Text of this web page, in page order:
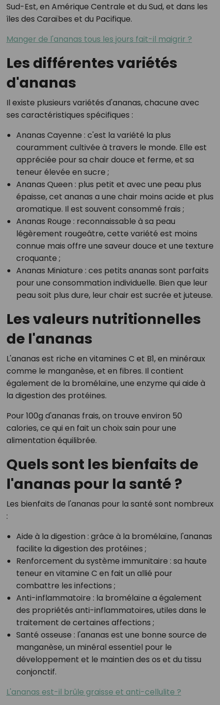
Sud-Est, en Amérique Centrale et du Sud, et dans les
îles des Caraïbes et du Pacifique.
Manger de l'ananas tous les jours fait-il maigrir ?
Les différentes variétés
d'ananas
Il existe plusieurs variétés d'ananas, chacune avec
ses caractéristiques spécifiques :
Ananas Cayenne : c'est la variété la plus
couramment cultivée à travers le monde. Elle est
appréciée pour sa chair douce et ferme, et sa
teneur élevée en sucre ;
Ananas Queen : plus petit et avec une peau plus
épaisse, cet ananas a une chair moins acide et plus
aromatique. Il est souvent consommé frais ;
Ananas Rouge : reconnaissable à sa peau
légèrement rougeâtre, cette variété est moins
connue mais offre une saveur douce et une texture
croquante ;
Ananas Miniature : ces petits ananas sont parfaits
pour une consommation individuelle. Bien que leur
peau soit plus dure, leur chair est sucrée et juteuse.
Les valeurs nutritionnelles
de l'ananas
L'ananas est riche en vitamines C et B1, en minéraux
comme le manganèse, et en fibres. Il contient
également de la bromélaïne, une enzyme qui aide à
la digestion des protéines.
Pour 100g d'ananas frais, on trouve environ 50
calories, ce qui en fait un choix sain pour une
alimentation équilibrée.
Quels sont les bienfaits de
l'ananas pour la santé ?
Les bienfaits de l'ananas pour la santé sont nombreux
:
Aide à la digestion : grâce à la bromélaïne, l'ananas
facilite la digestion des protéines ;
Renforcement du système immunitaire : sa haute
teneur en vitamine C en fait un allié pour
combattre les infections ;
Anti-inflammatoire : la bromélaïne a également
des propriétés anti-inflammatoires, utiles dans le
traitement de certaines affections ;
Santé osseuse : l'ananas est une bonne source de
manganèse, un minéral essentiel pour le
développement et le maintien des os et du tissu
conjonctif.
L'ananas est-il brûle graisse et anti-cellulite ?